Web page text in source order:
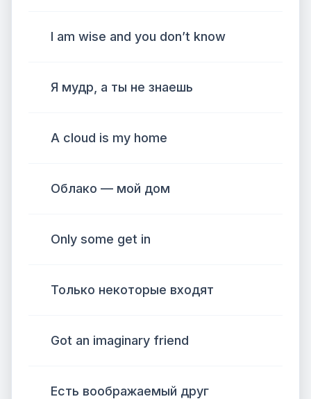
I am wise and you don’t know
Я мудр, а ты не знаешь
A cloud is my home
Облако — мой дом
Only some get in
Только некоторые входят
Got an imaginary friend
Есть воображаемый друг